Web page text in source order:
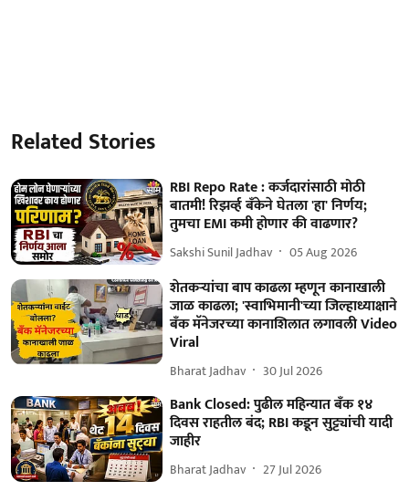
Related Stories
RBI Repo Rate : कर्जदारांसाठी मोठी
बातमी! रिझर्व्ह बँकेने घेतला 'हा' निर्णय;
तुमचा EMI कमी होणार की वाढणार?
Sakshi Sunil Jadhav 05 Aug 2026
शेतकऱ्यांचा बाप काढला म्हणून कानाखाली
जाळ काढला; 'स्वाभिमानी'च्या जिल्हाध्याक्षाने
बँक मॅनेजरच्या कानाशिलात लगावली Video
Viral
Bharat Jadhav 30 Jul 2026
Bank Closed: पुढील महिन्यात बँक १४
दिवस राहतील बंद; RBI कडून सुट्ट्यांची यादी
जाहीर
Bharat Jadhav 27 Jul 2026